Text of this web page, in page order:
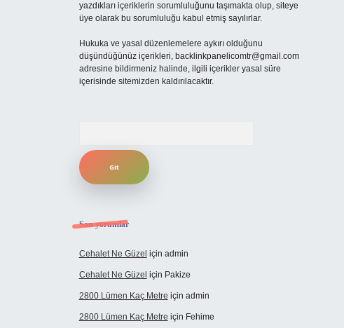
yazdıkları içeriklerin sorumluluğunu taşımakta olup, siteye
üye olarak bu sorumluluğu kabul etmiş sayılırlar.
Hukuka ve yasal düzenlemelere aykırı olduğunu
düşündüğünüz içerikleri, backlinkpanelicomtr@gmail.com
adresine bildirmeniz halinde, ilgili içerikler yasal süre
içerisinde sitemizden kaldırılacaktır.
Son yorumlar
Cehalet Ne Güzel için admin
Cehalet Ne Güzel için Pakize
2800 Lümen Kaç Metre için admin
2800 Lümen Kaç Metre için Fehime